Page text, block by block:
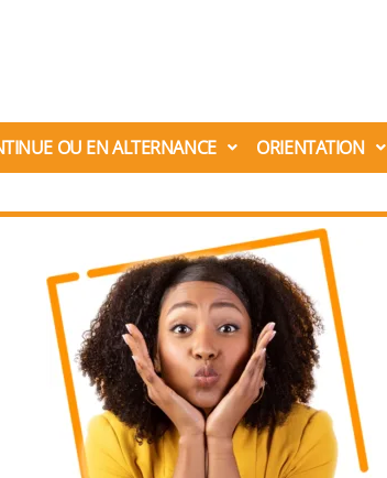
OU EN ALTERNANCE ORIENTATION